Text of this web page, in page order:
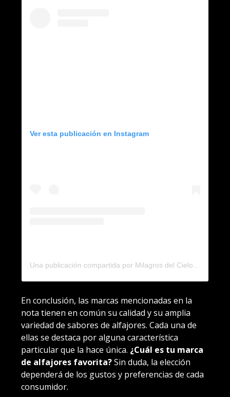
Ver esta publicación en Instagram
En conclusión, las marcas mencionadas en la
nota tienen en común su calidad y su amplia
variedad de sabores de alfajores. Cada una de
ellas se destaca por alguna característica
particular que la hace única. ¿Cuál es tu marca
de alfajores favorita?Sin duda, la elección
dependerá de los gustos y preferencias de cada
consumidor.